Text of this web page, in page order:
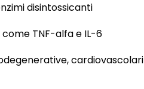
disintossicanti
TNF-alfa e IL-6